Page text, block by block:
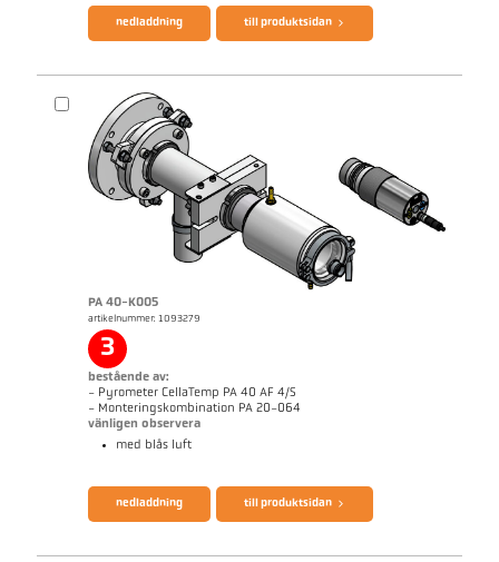
nedladdning till produktsidan
PA 40-K005
artikelnummer: 1093279
3
bestående av:
- Pyrometer CellaTemp PA 40 AF 4/S
- Monteringskombination PA 20-064
vänligen observera
med blås luft
nedladdning till produktsidan